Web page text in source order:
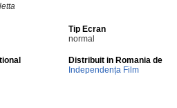
Tip Ecran
normal
Distribuit in Romania de
Independența Film